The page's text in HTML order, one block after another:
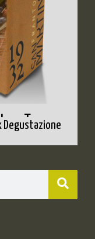
a Te
Degustazione